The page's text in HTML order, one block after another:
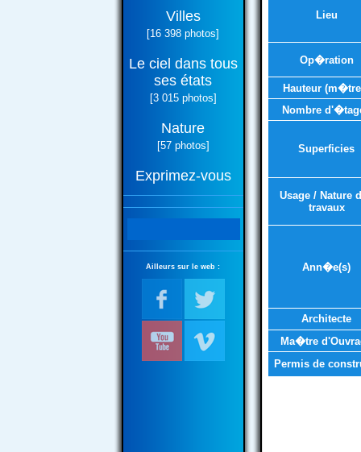
Villes
[16 398 photos]
Le ciel dans tous
ses états
[3 015 photos]
Nature
[57 photos]
Exprimez-vous
Ailleurs sur le web :
Lieu
Op�ration
Hauteur
Nombre
Superficies
Usage / Nature
travaux
Ann�e(s)
Architecte
Ma�tre
Permis de